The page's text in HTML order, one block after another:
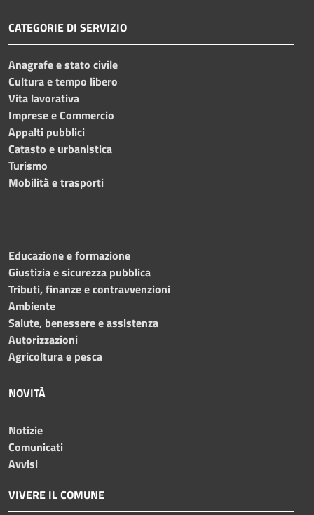
CATEGORIE DI SERVIZIO
Anagrafe e stato civile
Cultura e tempo libero
Vita lavorativa
Imprese e Commercio
Appalti pubblici
Catasto e urbanistica
Turismo
Mobilità e trasporti
Educazione e formazione
Giustizia e sicurezza pubblica
Tributi, finanze e contravvenzioni
Ambiente
Salute, benessere e assistenza
Autorizzazioni
Agricoltura e pesca
NOVITÀ
Notizie
Comunicati
Avvisi
VIVERE IL COMUNE